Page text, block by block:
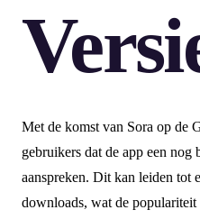
Met de komst van Sora op de
gebruikers dat de app een nog
aanspreken. Dit kan leiden tot
downloads, wat de populariteit